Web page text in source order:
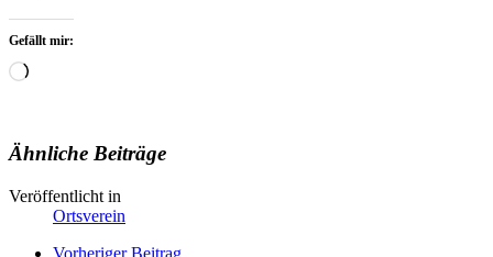
Gefällt mir:
Wird
Ähnliche Beiträge
Veröffentlicht in
Ortsverein
Vorheriger Beitrag